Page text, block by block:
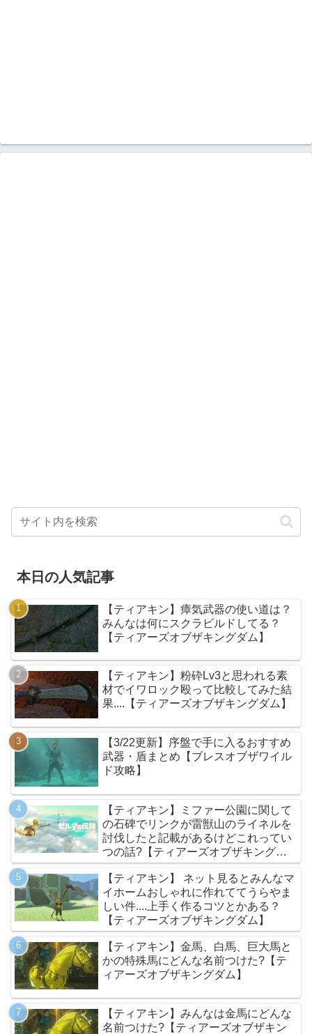
本日の人気記事
【ティアキン】瘴気武器の使い道は？
みんなは何にスクラビルドしてる？
【ティアーズオブザキングダム】
【ティアキン】粉砕Lv3と思われる素
材でイワロック殴って比較してみた結
果....【ティアーズオブザキングダム】
【3/22更新】序盤で手に入るおすすめ
武器・盾まとめ【ブレスオブザワイル
ド攻略】
【ティアキン】ミファー公園に関して
の石碑でリンクが雷獣山のライネルを
討伐したと記載があるけどこれってい
つの話?【ティアーズオブザキングダ
ム】
【ティアキン】 ネット見るとみんなマ
イホームおしゃれに作れててうらやま
しい件....上手く作るコツとかある？
【ティアーズオブザキングダム】
【ティアキン】金馬、白馬、巨大馬と
かの特殊馬にどんな名前つけた?【テ
ィアーズオブザキングダム】
【ティアキン】みんなは金馬にどんな
名前つけた?【ティアーズオブザキン